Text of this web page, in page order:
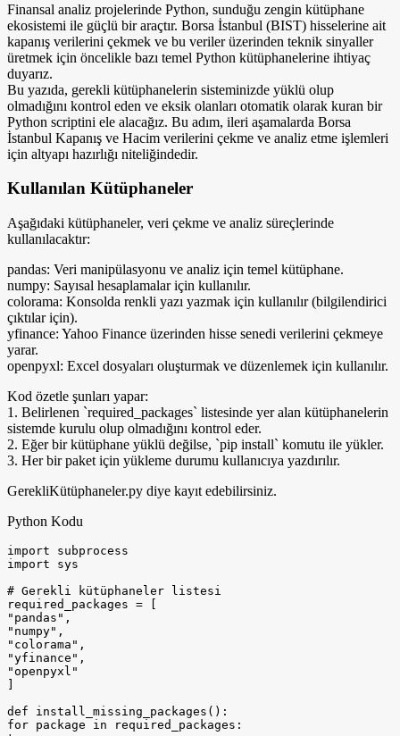
Finansal analiz projelerinde Python, sunduğu zengin kütüphane
ekosistemi ile güçlü bir araçtır. Borsa İstanbul (BIST) hisselerine ait
kapanış verilerini çekmek ve bu veriler üzerinden teknik sinyaller
üretmek için öncelikle bazı temel Python kütüphanelerine ihtiyaç
duyarız.
Bu yazıda, gerekli kütüphanelerin sisteminizde yüklü olup
olmadığını kontrol eden ve eksik olanları otomatik olarak kuran bir
Python scriptini ele alacağız. Bu adım, ileri aşamalarda Borsa
İstanbul Kapanış ve Hacim verilerini çekme ve analiz etme işlemleri
için altyapı hazırlığı niteliğindedir.
Kullanılan Kütüphaneler
Aşağıdaki kütüphaneler, veri çekme ve analiz süreçlerinde
kullanılacaktır:
pandas: Veri manipülasyonu ve analiz için temel kütüphane.
numpy: Sayısal hesaplamalar için kullanılır.
colorama: Konsolda renkli yazı yazmak için kullanılır (bilgilendirici
çıktılar için).
yfinance: Yahoo Finance üzerinden hisse senedi verilerini çekmeye
yarar.
openpyxl: Excel dosyaları oluşturmak ve düzenlemek için kullanılır.
Kod özetle şunları yapar:
1. Belirlenen `required_packages` listesinde yer alan kütüphanelerin
sistemde kurulu olup olmadığını kontrol eder.
2. Eğer bir kütüphane yüklü değilse, `pip install` komutu ile yükler.
3. Her bir paket için yükleme durumu kullanıcıya yazdırılır.
GerekliKütüphaneler.py diye kayıt edebilirsiniz.
Python Kodu
import subprocess
import sys
# Gerekli kütüphaneler listesi
required_packages = [
"pandas",
"numpy",
"colorama",
"yfinance",
"openpyxl"
def install_missing_packages():
for package in required_packages: